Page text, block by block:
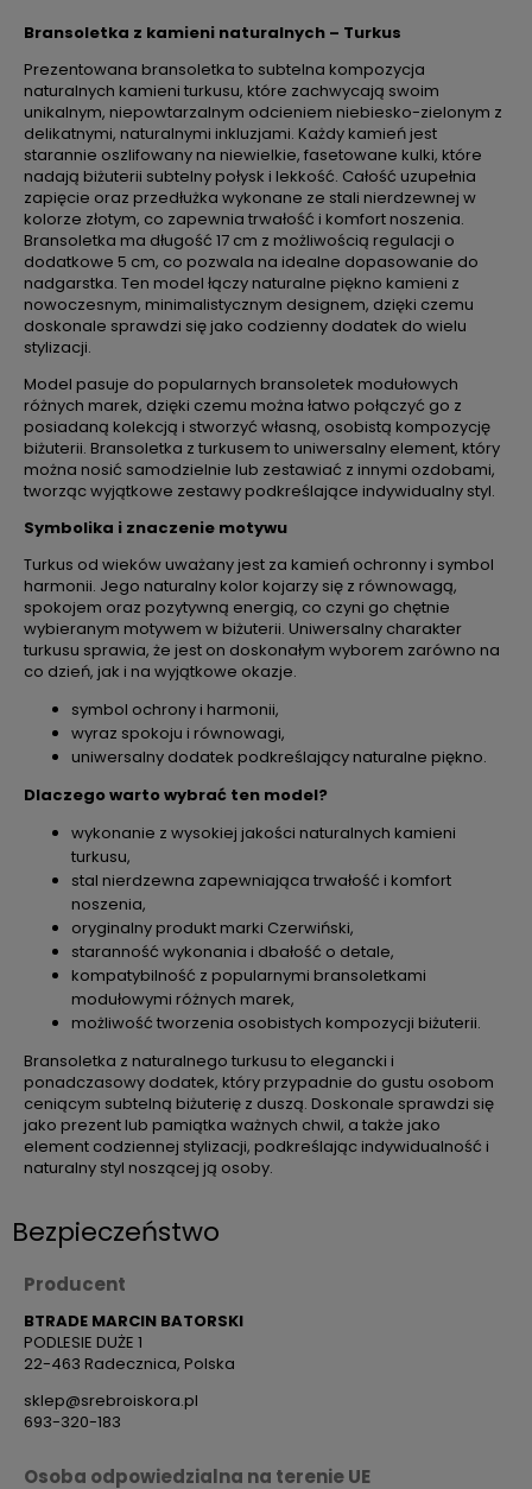
Bransoletka z kamieni naturalnych – Turkus
Prezentowana bransoletka to subtelna kompozycja
naturalnych kamieni turkusu, które zachwycają swoim
unikalnym, niepowtarzalnym odcieniem niebiesko-zielonym z
delikatnymi, naturalnymi inkluzjami. Każdy kamień jest
starannie oszlifowany na niewielkie, fasetowane kulki, które
nadają biżuterii subtelny połysk i lekkość. Całość uzupełnia
zapięcie oraz przedłużka wykonane ze stali nierdzewnej w
kolorze złotym, co zapewnia trwałość i komfort noszenia.
Bransoletka ma długość 17 cm z możliwością regulacji o
dodatkowe 5 cm, co pozwala na idealne dopasowanie do
nadgarstka. Ten model łączy naturalne piękno kamieni z
nowoczesnym, minimalistycznym designem, dzięki czemu
doskonale sprawdzi się jako codzienny dodatek do wielu
stylizacji.
Model pasuje do popularnych bransoletek modułowych
różnych marek, dzięki czemu można łatwo połączyć go z
posiadaną kolekcją i stworzyć własną, osobistą kompozycję
biżuterii. Bransoletka z turkusem to uniwersalny element, który
można nosić samodzielnie lub zestawiać z innymi ozdobami,
tworząc wyjątkowe zestawy podkreślające indywidualny styl.
Symbolika i znaczenie motywu
Turkus od wieków uważany jest za kamień ochronny i symbol
harmonii. Jego naturalny kolor kojarzy się z równowagą,
spokojem oraz pozytywną energią, co czyni go chętnie
wybieranym motywem w biżuterii. Uniwersalny charakter
turkusu sprawia, że jest on doskonałym wyborem zarówno na
co dzień, jak i na wyjątkowe okazje.
symbol ochrony i harmonii,
wyraz spokoju i równowagi,
uniwersalny dodatek podkreślający naturalne piękno.
Dlaczego warto wybrać ten model?
wykonanie z wysokiej jakości naturalnych kamieni
turkusu,
stal nierdzewna zapewniająca trwałość i komfort
noszenia,
oryginalny produkt marki Czerwiński,
staranność wykonania i dbałość o detale,
kompatybilność z popularnymi bransoletkami
modułowymi różnych marek,
możliwość tworzenia osobistych kompozycji biżuterii.
Bransoletka z naturalnego turkusu to elegancki i
ponadczasowy dodatek, który przypadnie do gustu osobom
ceniącym subtelną biżuterię z duszą. Doskonale sprawdzi się
jako prezent lub pamiątka ważnych chwil, a także jako
element codziennej stylizacji, podkreślając indywidualność i
naturalny styl noszącej ją osoby.
Bezpieczeństwo
Producent
BTRADE MARCIN BATORSKI
PODLESIE DUŻE 1
22-463 Radecznica, Polska
sklep@srebroiskora.pl
693-320-183
Osoba odpowiedzialna na terenie UE